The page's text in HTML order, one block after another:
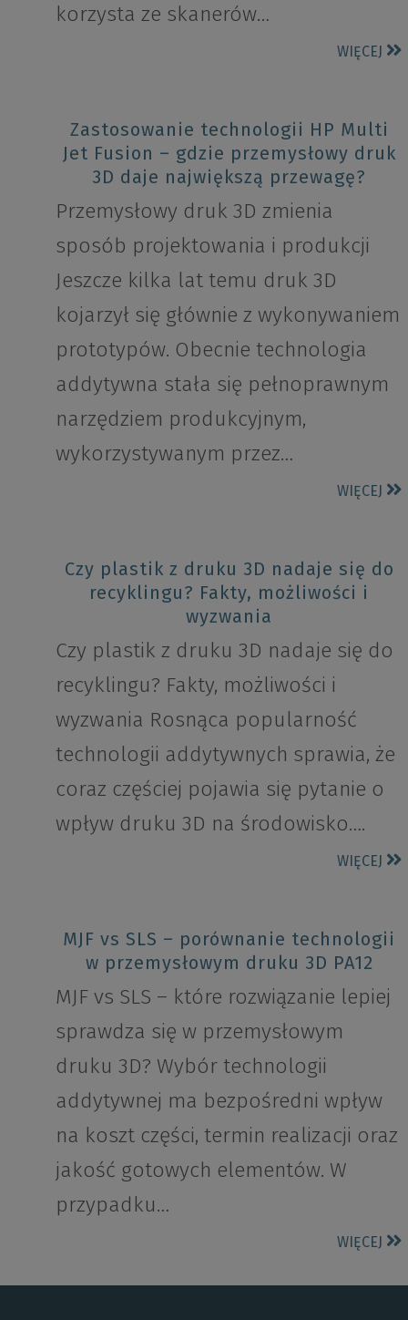
korzysta ze skanerów…
WIĘCEJ
Zastosowanie technologii HP Multi
Jet Fusion – gdzie przemysłowy druk
3D daje największą przewagę?
Przemysłowy druk 3D zmienia
sposób projektowania i produkcji
Jeszcze kilka lat temu druk 3D
kojarzył się głównie z wykonywaniem
prototypów. Obecnie technologia
addytywna stała się pełnoprawnym
narzędziem produkcyjnym,
wykorzystywanym przez…
WIĘCEJ
Czy plastik z druku 3D nadaje się do
recyklingu? Fakty, możliwości i
wyzwania
Czy plastik z druku 3D nadaje się do
recyklingu? Fakty, możliwości i
wyzwania Rosnąca popularność
technologii addytywnych sprawia, że
coraz częściej pojawia się pytanie o
wpływ druku 3D na środowisko….
WIĘCEJ
MJF vs SLS – porównanie technologii
w przemysłowym druku 3D PA12
MJF vs SLS – które rozwiązanie lepiej
sprawdza się w przemysłowym
druku 3D? Wybór technologii
addytywnej ma bezpośredni wpływ
na koszt części, termin realizacji oraz
jakość gotowych elementów. W
przypadku…
WIĘCEJ